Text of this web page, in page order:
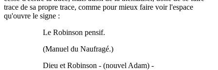
trace de sa propre trace, comme pour mieux faire voir l'espace
qu'ouvre le signe :
Le Robinson pensif.
(Manuel du Naufragé.)
Dieu et Robinson - (nouvel Adam) -